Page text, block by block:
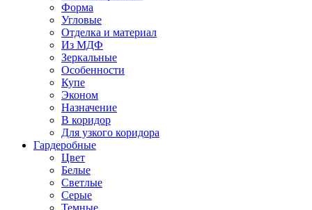
Форма
Угловые
Отделка и материал
Из МДФ
Зеркальные
Особенности
Купе
Эконом
Назначение
В коридор
Для узкого коридора
Гардеробные
Цвет
Белые
Светлые
Серые
Темные